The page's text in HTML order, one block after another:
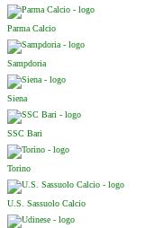
Parma Calcio
Sampdoria
Siena
SSC Bari
Torino
U.S. Sassuolo Calcio